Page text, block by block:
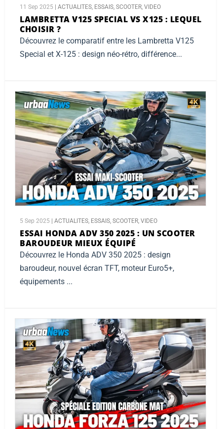
11 Sep 2025 ACTUALITES, ESSAIS, SCOOTER, VIDEO
LAMBRETTA V125 SPECIAL VS X125 : LEQUEL
CHOISIR ?
Découvrez le comparatif entre les Lambretta V125
Special et X-125 : design néo-rétro, différence...
5 Sep 2025 ACTUALITES, ESSAIS, SCOOTER, VIDEO
ESSAI HONDA ADV 350 2025 : UN SCOOTER
BAROUDEUR MIEUX ÉQUIPÉ
Découvrez le Honda ADV 350 2025 : design
baroudeur, nouvel écran TFT, moteur Euro5+,
équipements ...